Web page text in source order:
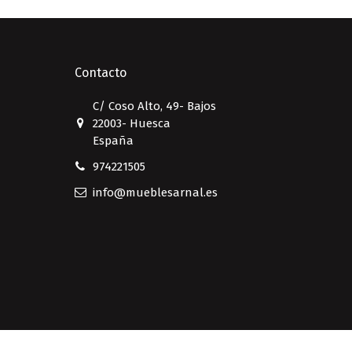
Contacto
C/ Coso Alto, 49- Bajos
22003- Huesca
España
974221505
info@mueblesarnal.es